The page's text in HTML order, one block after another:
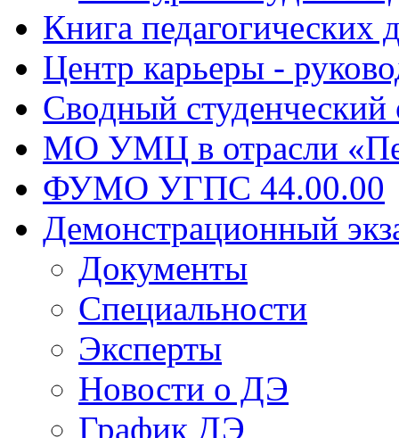
Книга педагогических
Центр карьеры -
Сводный
МО УМЦ в отрасли
ФУМО УГПС 44.00.00
Демонстрационный
Документы
Специальности
Эксперты
Новости о ДЭ
График ДЭ